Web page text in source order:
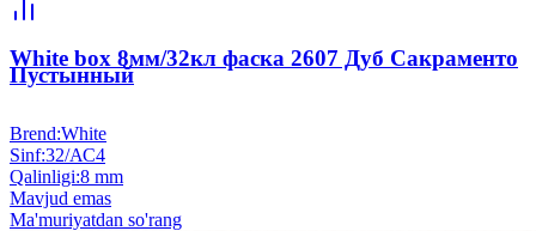
White box 8мм/32кл фаска 2607 Дуб Сакраменто
Пустынный
Brend:White
Sinf:32/АС4
Qalinligi:8 mm
Mavjud emas
Ma'muriyatdan so'rang